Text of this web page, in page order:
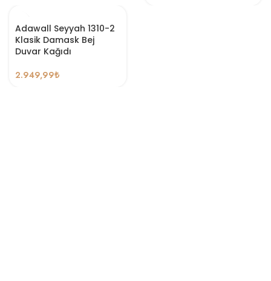
Adawall Seyyah 1310-2
Klasik Damask Bej
Duvar Kağıdı
2.949,99₺